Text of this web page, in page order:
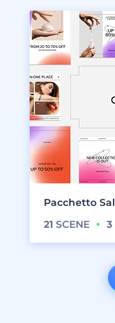
Pacchetto
21 SCENE 3